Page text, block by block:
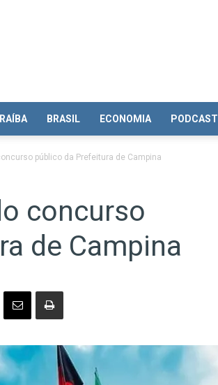
BRASIL ECONOMIA PODCAST
público da Prefeitura de Campina
concurso
de Campina